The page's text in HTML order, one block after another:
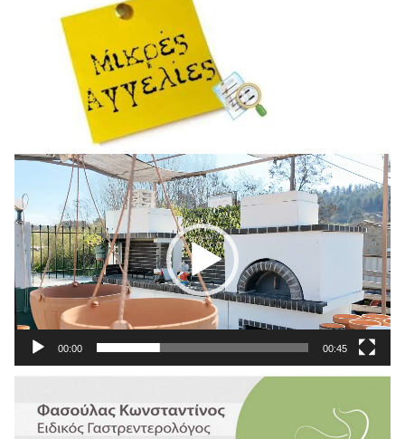
Πρόγραμμα
Αναπαραγωγής
Βίντεο
00:00 00:45